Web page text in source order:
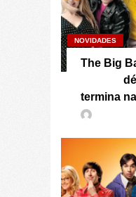
NOVIDADES
The Big
termina